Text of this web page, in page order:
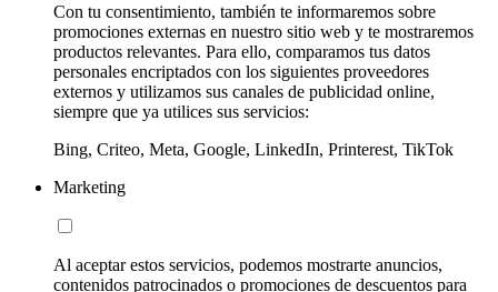
Con tu consentimiento, también te informaremos sobre
promociones externas en nuestro sitio web y te mostraremos
productos relevantes. Para ello, comparamos tus datos
personales encriptados con los siguientes proveedores
externos y utilizamos sus canales de publicidad online,
siempre que ya utilices sus servicios:
Bing, Criteo, Meta, Google, LinkedIn, Printerest, TikTok
Marketing
Al aceptar estos servicios, podemos mostrarte anuncios,
contenidos patrocinados o promociones de descuentos para